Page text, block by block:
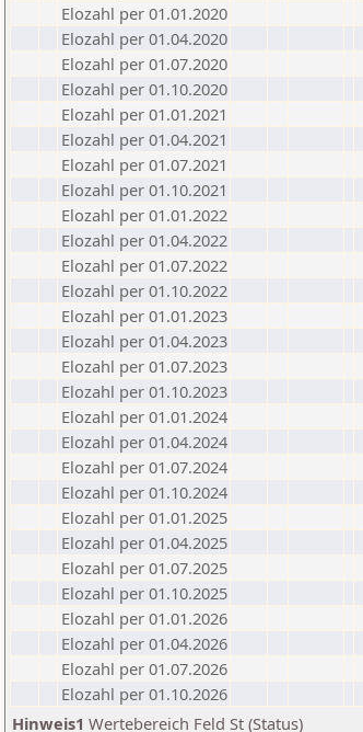
Elozahl per 01.01.2020
Elozahl per 01.04.2020
Elozahl per 01.07.2020
Elozahl per 01.10.2020
Elozahl per 01.01.2021
Elozahl per 01.04.2021
Elozahl per 01.07.2021
Elozahl per 01.10.2021
Elozahl per 01.01.2022
Elozahl per 01.04.2022
Elozahl per 01.07.2022
Elozahl per 01.10.2022
Elozahl per 01.01.2023
Elozahl per 01.04.2023
Elozahl per 01.07.2023
Elozahl per 01.10.2023
Elozahl per 01.01.2024
Elozahl per 01.04.2024
Elozahl per 01.07.2024
Elozahl per 01.10.2024
Elozahl per 01.01.2025
Elozahl per 01.04.2025
Elozahl per 01.07.2025
Elozahl per 01.10.2025
Elozahl per 01.01.2026
Elozahl per 01.04.2026
Elozahl per 01.07.2026
Elozahl per 01.10.2026
Hinweis1 Wertebereich Feld St (Status)